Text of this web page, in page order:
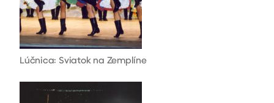
Lúčnica: Sviatok na Zemplíne